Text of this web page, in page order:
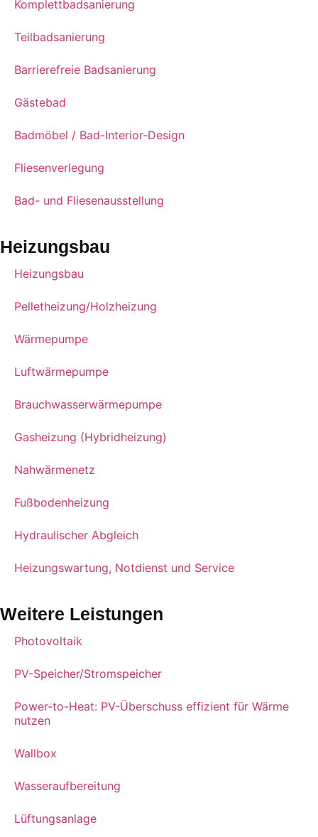
Komplettbadsanierung
Teilbadsanierung
Barrierefreie Badsanierung
Gästebad
Badmöbel / Bad-Interior-Design
Fliesenverlegung
Bad- und Fliesenausstellung
Heizungsbau
Heizungsbau
Pelletheizung/Holzheizung
Wärmepumpe
Luftwärmepumpe
Brauchwasserwärmepumpe
Gasheizung (Hybridheizung)
Nahwärmenetz
Fußbodenheizung
Hydraulischer Abgleich
Heizungswartung, Notdienst und Service
Weitere Leistungen
Photovoltaik
PV-Speicher/Stromspeicher
Power-to-Heat: PV-Überschuss effizient für Wärme
nutzen
Wallbox
Wasseraufbereitung
Lüftungsanlage